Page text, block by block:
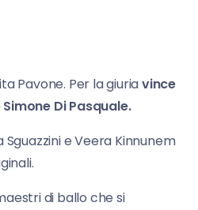
Pavone. Per la giuriavince
Di Pasquale.
e Veera Kinnunem
di ballo che si